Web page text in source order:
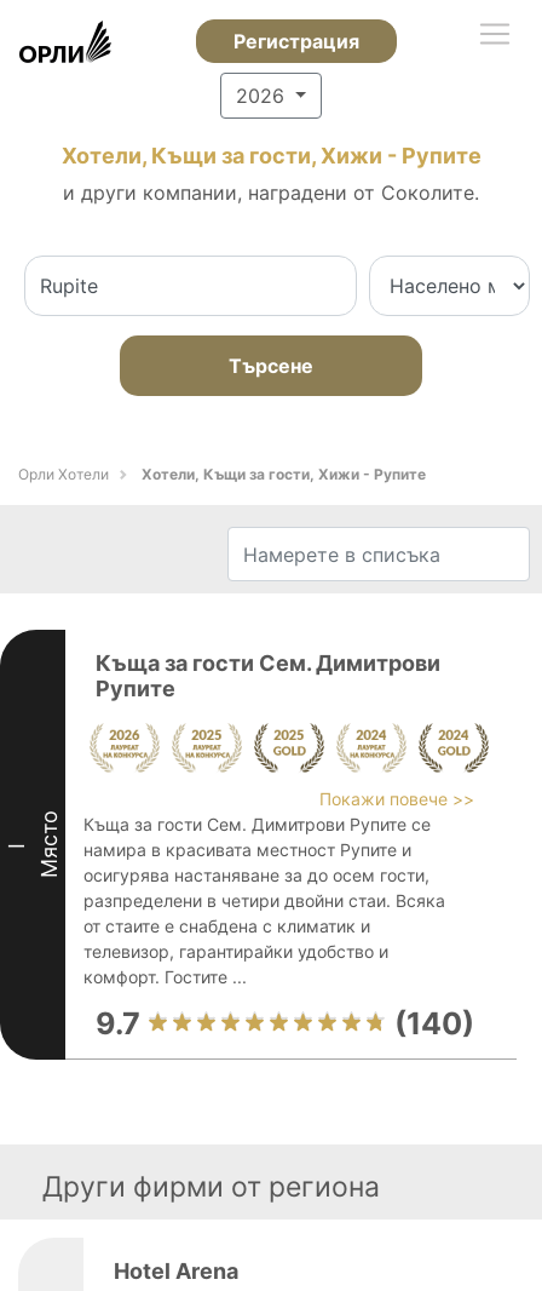
Регистрация
2026
Хотели, Къщи за гости, Хижи - Рупите
и други компании, наградени от Соколите.
Търсене
Орли Хотели Хотели, Къщи за гости, Хижи - Рупите
I Място
Къща за гости Сем. Димитрови
Рупите
Покажи повече >>
Къща за гости Сем. Димитрови Рупите се
намира в красивата местност Рупите и
осигурява настаняване за до осем гости,
разпределени в четири двойни стаи. Всяка
от стаите е снабдена с климатик и
телевизор, гарантирайки удобство и
комфорт. Гостите ...
9.7 (140)
Други фирми от региона
Hotel Arena